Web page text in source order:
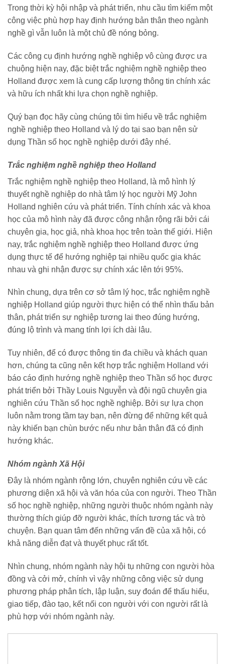
Trong thời kỳ hội nhập và phát triển, nhu cầu tìm kiếm một
công việc phù hợp hay định hướng bản thân theo ngành
nghề gì vẫn luôn là một chủ đề nóng bỏng.
Các công cụ định hướng nghề nghiệp vô cùng được ưa
chuộng hiện nay, đặc biệt trắc nghiệm nghề nghiệp theo
Holland được xem là cung cấp lượng thông tin chính xác
và hữu ích nhất khi lựa chọn nghề nghiệp.
Quý bạn đọc hãy cùng chúng tôi tìm hiểu về trắc nghiệm
nghề nghiệp theo Holland và lý do tại sao bạn nên sử
dụng Thần số học nghề nghiệp dưới đây nhé.
Trắc nghiệm nghề nghiệp theo Holland
Trắc nghiệm nghề nghiệp theo Holland, là mô hình lý
thuyết nghề nghiệp do nhà tâm lý học người Mỹ John
Holland nghiên cứu và phát triển. Tính chính xác và khoa
học của mô hình này đã được công nhận rộng rãi bởi cái
chuyên gia, học giả, nhà khoa học trên toàn thế giới. Hiện
nay, trắc nghiệm nghề nghiệp theo Holland được ứng
dụng thực tế để hướng nghiệp tại nhiều quốc gia khác
nhau và ghi nhận được sự chính xác lên tới 95%.
Nhìn chung, dựa trên cơ sở tâm lý học, trắc nghiệm nghề
nghiệp Holland giúp người thực hiện có thể nhìn thấu bản
thân, phát triển sự nghiệp tương lai theo đúng hướng,
đúng lộ trình và mang tính lợi ích dài lâu.
Tuy nhiên, để có được thông tin đa chiều và khách quan
hơn, chúng ta cũng nên kết hợp trắc nghiệm Holland với
báo cáo định hướng nghề nghiệp theo Thần số học được
phát triển bởi Thầy Louis Nguyễn và đội ngũ chuyên gia
nghiên cứu Thần số học nghề nghiệp. Bởi sự lựa chọn
luôn nằm trong tầm tay bạn, nên đừng để những kết quả
này khiến bạn chùn bước nếu như bản thân đã có định
hướng khác.
Nhóm ngành Xã Hội
Đây là nhóm ngành rộng lớn, chuyên nghiên cứu về các
phương diện xã hội và văn hóa của con người. Theo Thần
số học nghề nghiệp, những người thuộc nhóm ngành này
thường thích giúp đỡ người khác, thích tương tác và trò
chuyện. Bạn quan tâm đến những vấn đề của xã hội, có
khả năng diễn đạt và thuyết phục rất tốt.
Nhìn chung, nhóm ngành này hội tụ những con người hòa
đồng và cởi mở, chính vì vậy những công việc sử dụng
phương pháp phân tích, lập luận, suy đoán để thấu hiểu,
giao tiếp, đào tạo, kết nối con người với con người rất là
phù hợp với nhóm ngành này.